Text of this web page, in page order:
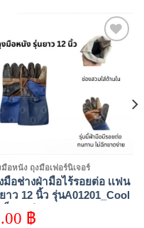
Add to
wishlist
มือหนัง ถุงมือเฟอร์นิเจอร์
มือช่างฝ่ามือไร้รอยต่อ เเฟน
าว 12 นิ้ว รุ่นA01201_Cool
เพ็ค 1 คู่)
฿